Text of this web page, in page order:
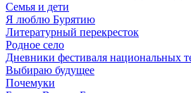
Семья и дети
Я люблю Бурятию
Литературный перекресток
Родное село
Дневники фестиваля национальных
Выбираю будущее
Почемуки